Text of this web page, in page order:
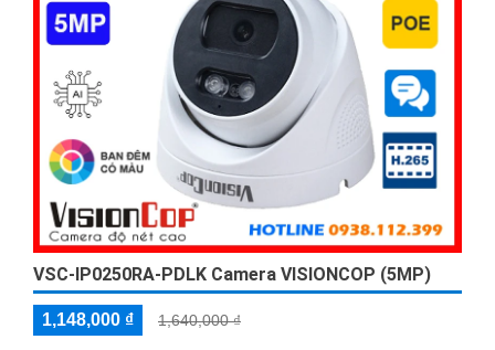
VSC-IP0250RA-PDLK Camera VISIONCOP (5MP)
1,148,000 ₫ 1,640,000 ₫